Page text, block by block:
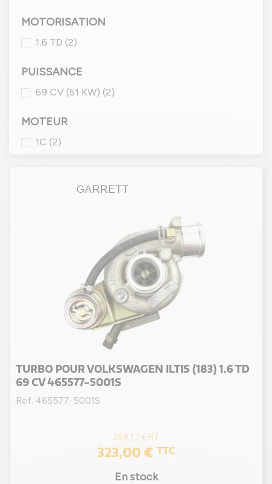
MOTORISATION
1.6 TD (2)
PUISSANCE
69 CV (51 KW) (2)
MOTEUR
1C (2)
TURBO POUR VOLKSWAGEN ILTIS (183) 1.6 TD
69 CV 465577-5001S
Ref. 465577-5001S
269,17 € HT
323,00 € TTC
En stock